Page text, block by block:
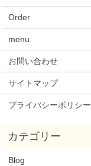
Order
menu
お問い合わせ
サイトマップ
プライバシーポリシー
Blog